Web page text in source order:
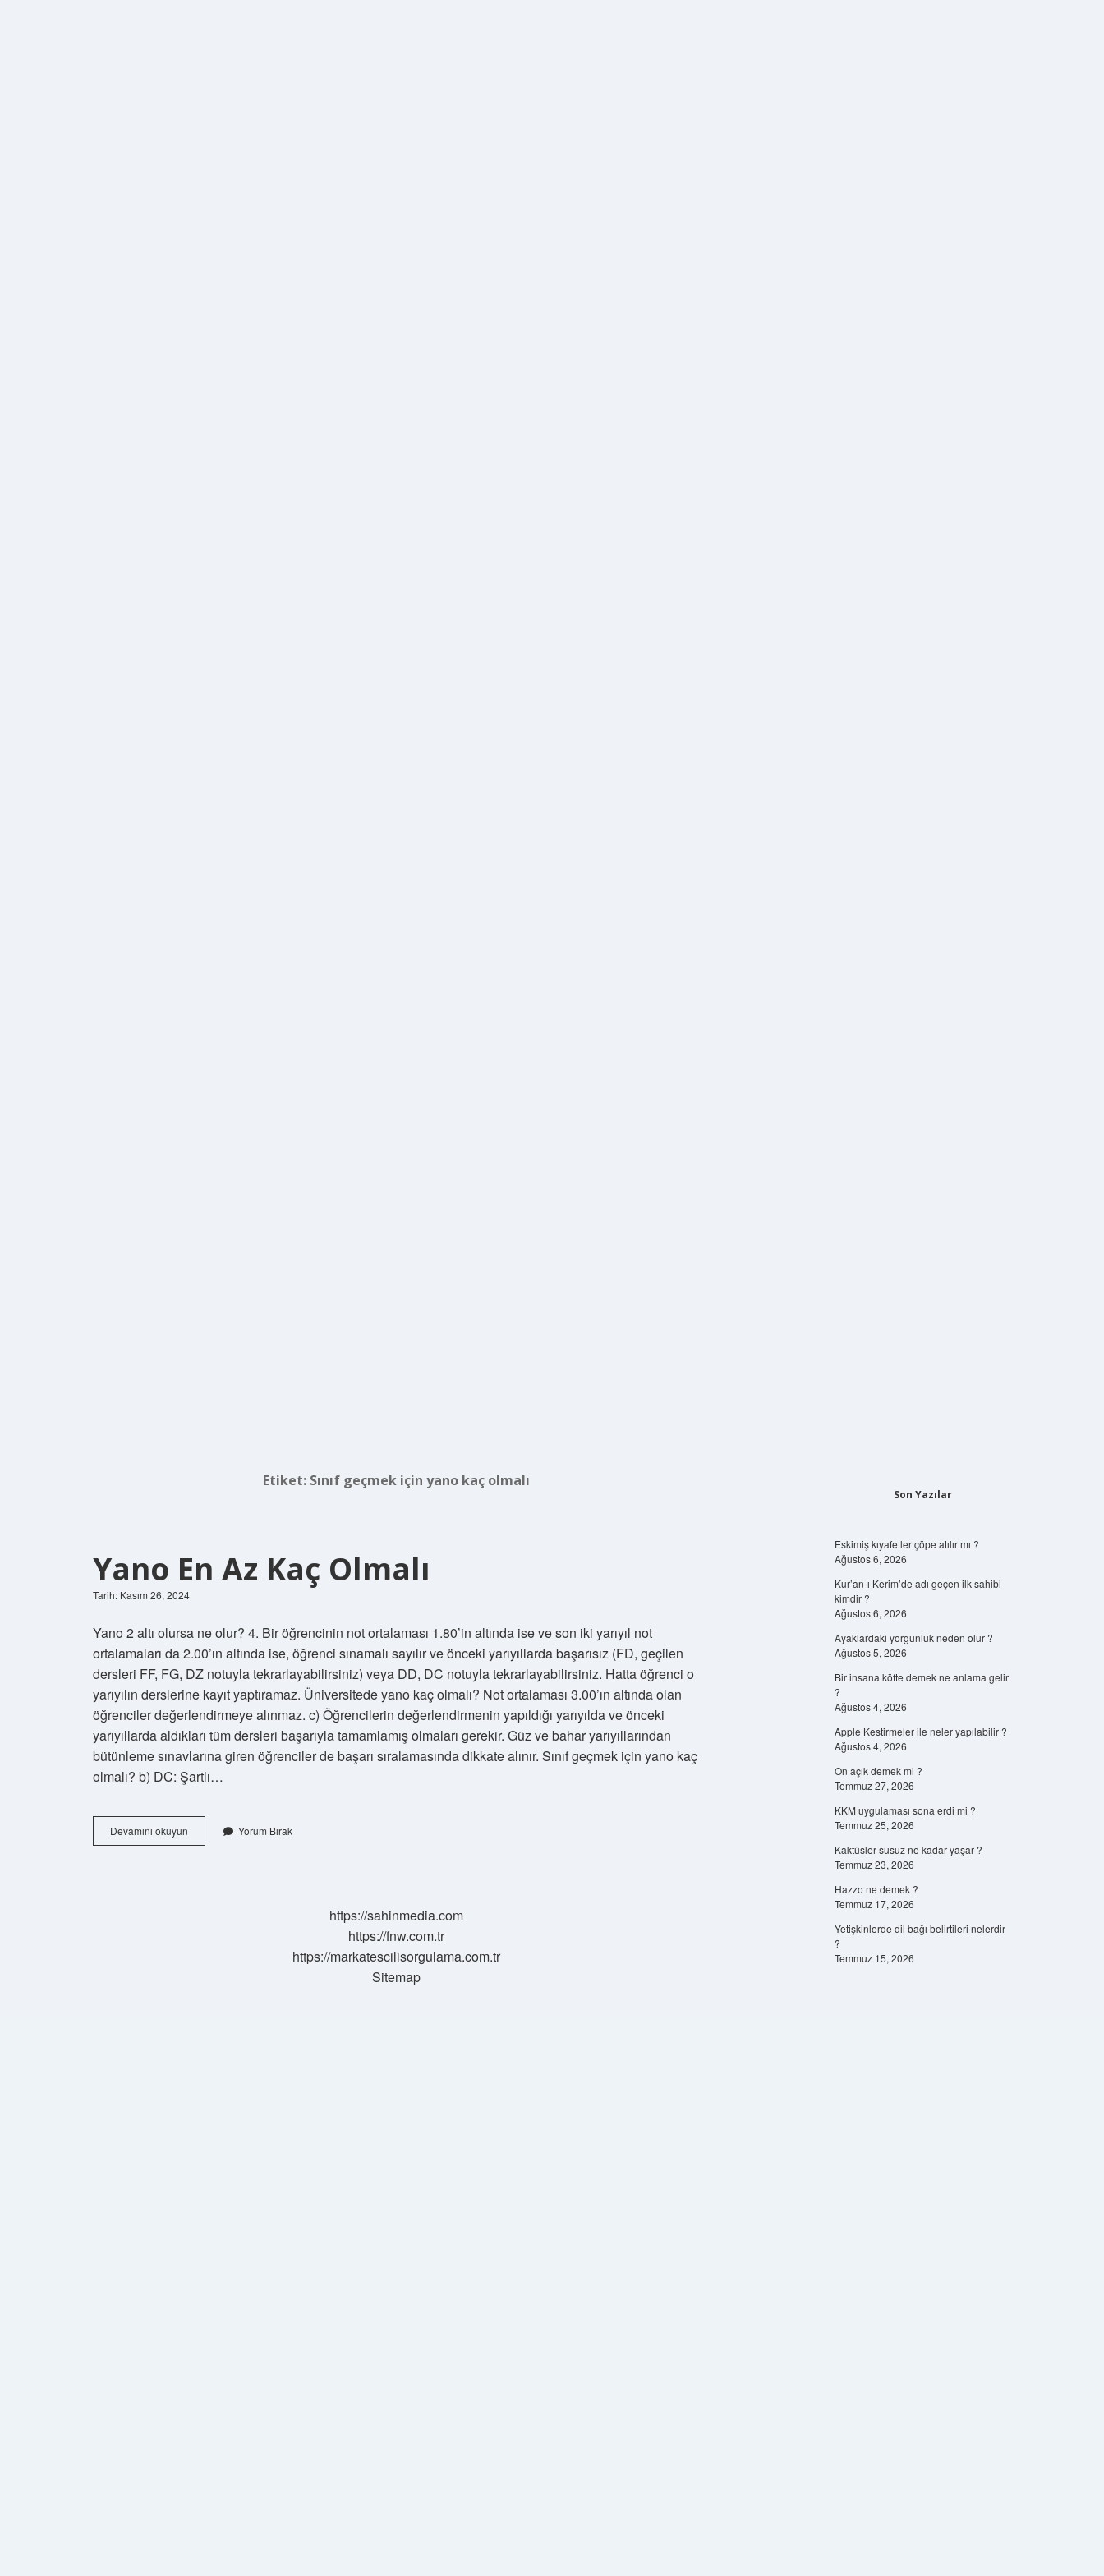
Etiket: Sınıf geçmek için yano kaç olmalı
Yano En Az Kaç Olmalı
Tarih: Kasım 26, 2024
Yano 2 altı olursa ne olur? 4. Bir öğrencinin not ortalaması 1.80’in altında ise ve son iki yarıyıl not
ortalamaları da 2.00’ın altında ise, öğrenci sınamalı sayılır ve önceki yarıyıllarda başarısız (FD, geçilen
dersleri FF, FG, DZ notuyla tekrarlayabilirsiniz) veya DD, DC notuyla tekrarlayabilirsiniz. Hatta öğrenci o
yarıyılın derslerine kayıt yaptıramaz. Üniversitede yano kaç olmalı? Not ortalaması 3.00’ın altında olan
öğrenciler değerlendirmeye alınmaz. c) Öğrencilerin değerlendirmenin yapıldığı yarıyılda ve önceki
yarıyıllarda aldıkları tüm dersleri başarıyla tamamlamış olmaları gerekir. Güz ve bahar yarıyıllarından
bütünleme sınavlarına giren öğrenciler de başarı sıralamasında dikkate alınır. Sınıf geçmek için yano kaç
olmalı? b) DC: Şartlı…
Devamını okuyun
En
Yorum Bırak
https://sahinmedia.com
https://fnw.com.tr
https://markatescilisorgulama.com.tr
Sitemap
Son Yazılar
Eskimiş kıyafetler çöpe atılır mı ?
Ağustos 6, 2026
Kur’an-ı Kerim’de adı geçen ilk sahibi
kimdir ?
Ağustos 6, 2026
Ayaklardaki yorgunluk neden olur ?
Ağustos 5, 2026
Bir insana köfte demek ne anlama gelir
?
Ağustos 4, 2026
Apple Kestirmeler ile neler yapılabilir ?
Ağustos 4, 2026
On açık demek mi ?
Temmuz 27, 2026
KKM uygulaması sona erdi mi ?
Temmuz 25, 2026
Kaktüsler susuz ne kadar yaşar ?
Temmuz 23, 2026
Hazzo ne demek ?
Temmuz 17, 2026
Yetişkinlerde dil bağı belirtileri nelerdir
?
Temmuz 15, 2026